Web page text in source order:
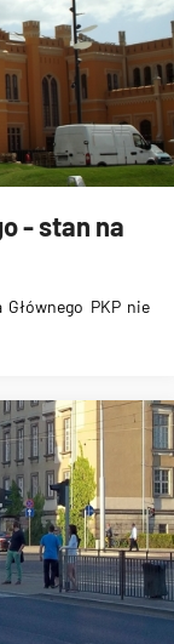
- stan na
PKPnie